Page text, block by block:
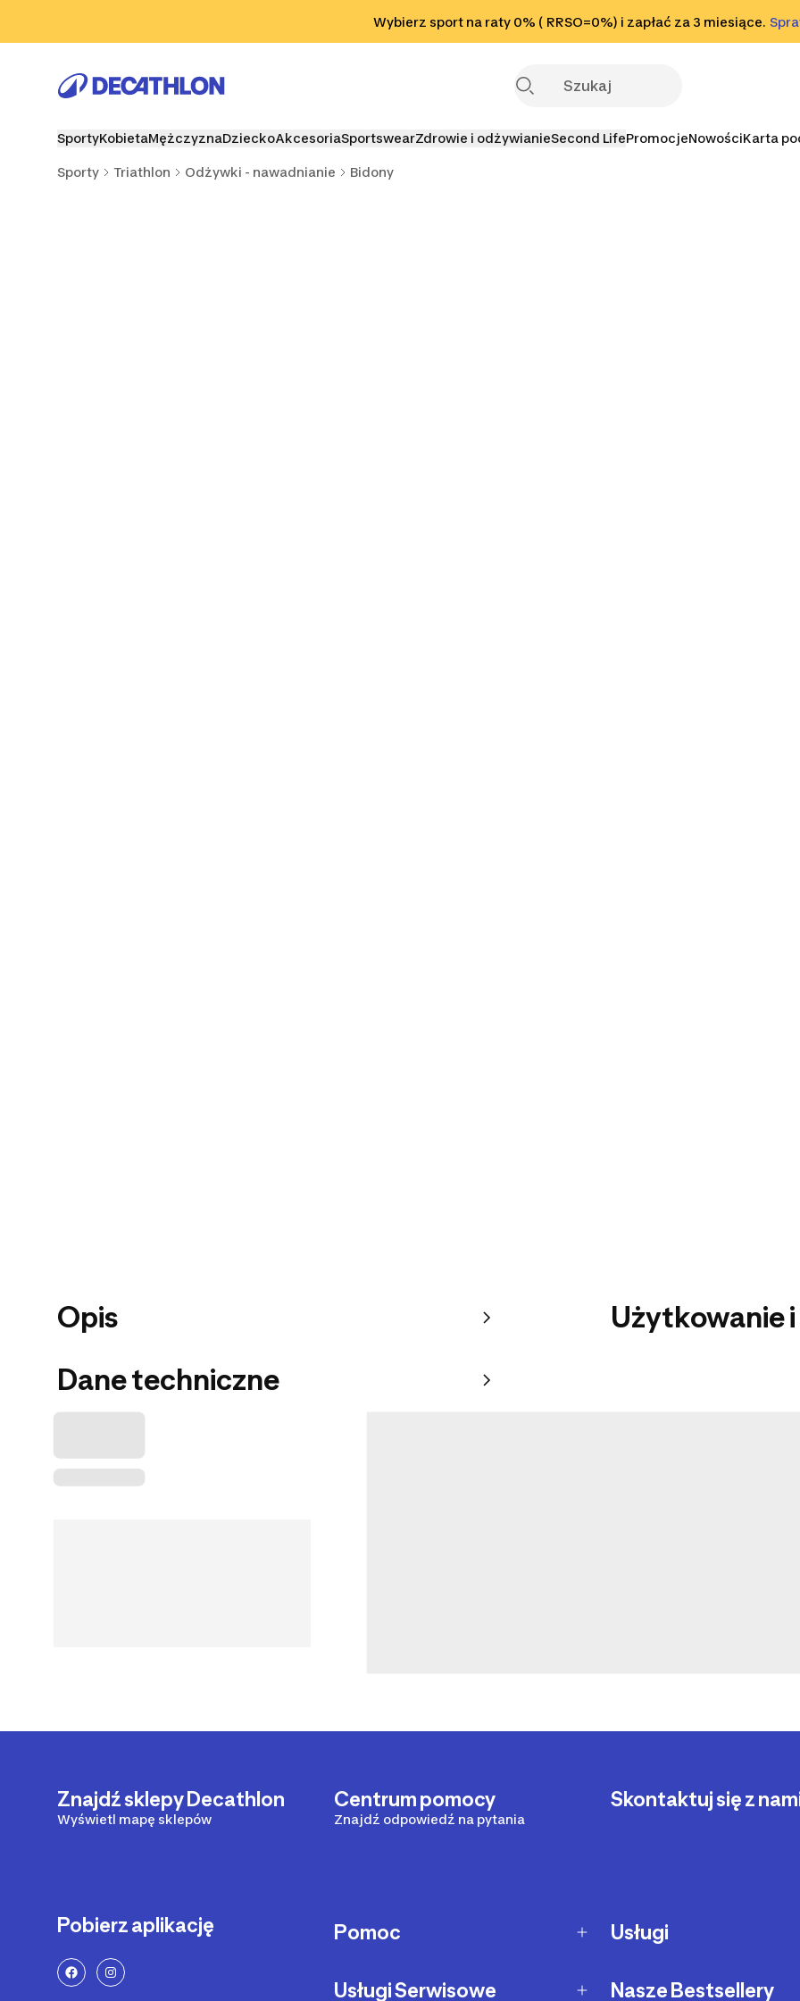
Przejdź do stopki
Wybierz sport na raty 0% ( RRSO=0%) i zapłać za 3 miesiące.
Sprawdź
SportyKobietaMężczyznaDzieckoAkcesoriaSportswearZdrowie i odżywianieSecond LifePromocjeNowościKarta
Sporty Triathlon Odżywki - nawadnianie Bidony
Opis
Dane techniczne
Użytkowanie
Znajdź sklepy Decathlon
Wyświetl mapę sklepów
Centrum pomocy
Znajdź odpowiedź na pytania
Skontaktuj się z
Pobierz aplikację Pomoc Usługi
Usługi Serwisowe Nasze Bestsellery